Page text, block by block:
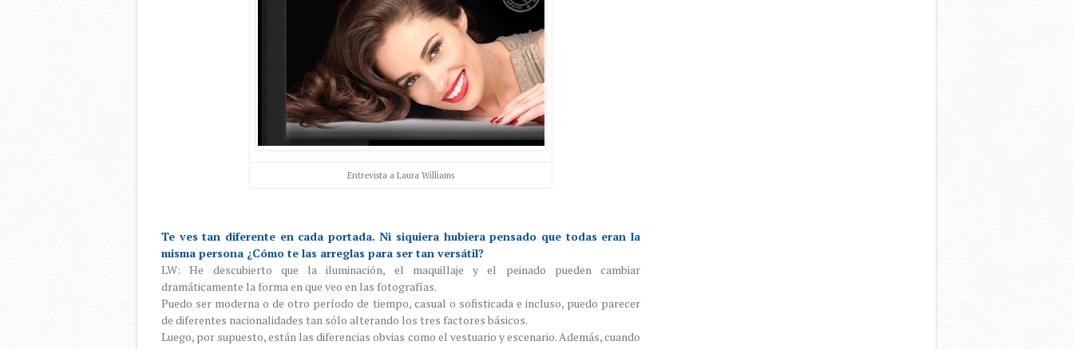
Entrevista a Laura Williams
Te ves tan diferente en cada portada. Ni siquiera hubiera pensado que todas eran la
misma persona ¿Cómo te las arreglas para ser tan versátil?
LW: He descubierto que la iluminación, el maquillaje y el peinado pueden cambiar
dramáticamente la forma en que veo en las fotografías.
Puedo ser moderna o de otro período de tiempo, casual o sofisticada e incluso, puedo parecer
de diferentes nacionalidades tan sólo alterando los tres factores básicos.
Luego, por supuesto, están las diferencias obvias como el vestuario y escenario. Además, cuando